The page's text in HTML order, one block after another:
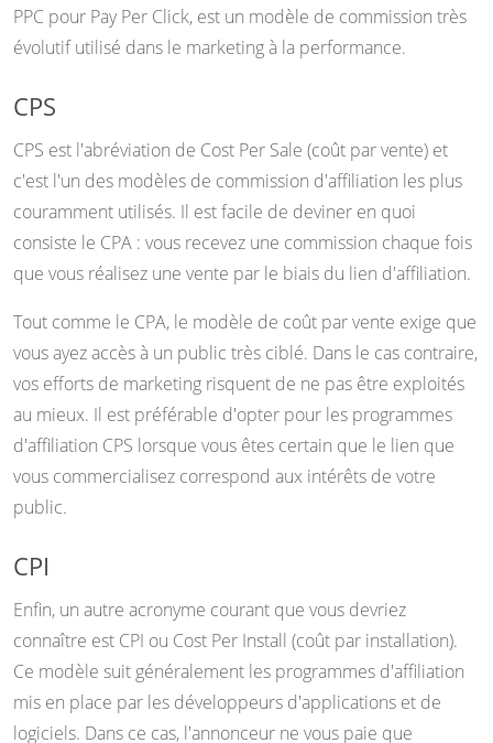
PPC pour Pay Per Click, est un modèle de commission très
évolutif utilisé dans le marketing à la performance.
CPS
CPS est l'abréviation de Cost Per Sale (coût par vente) et
c'est l'un des modèles de commission d'affiliation les plus
couramment utilisés. Il est facile de deviner en quoi
consiste le CPA : vous recevez une commission chaque fois
que vous réalisez une vente par le biais du lien d'affiliation.
Tout comme le CPA, le modèle de coût par vente exige que
vous ayez accès à un public très ciblé. Dans le cas contraire,
vos efforts de marketing risquent de ne pas être exploités
au mieux. Il est préférable d'opter pour les programmes
d'affiliation CPS lorsque vous êtes certain que le lien que
vous commercialisez correspond aux intérêts de votre
public.
CPI
Enfin, un autre acronyme courant que vous devriez
connaître est CPI ou Cost Per Install (coût par installation).
Ce modèle suit généralement les programmes d'affiliation
mis en place par les développeurs d'applications et de
logiciels. Dans ce cas, l'annonceur ne vous paie que